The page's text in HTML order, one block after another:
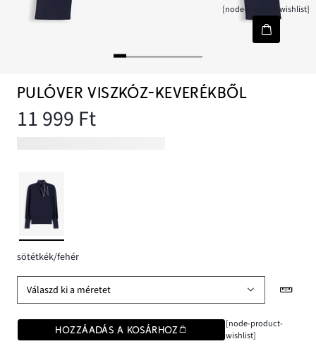
[node-product-wishlist]
PULÓVER VISZKÓZ-KEVERÉKBŐL
11 999 Ft
sötétkék/fehér
Válaszd ki a méretet
HOZZÁADÁS A KOSÁRHOZ
[node-product-
wishlist]